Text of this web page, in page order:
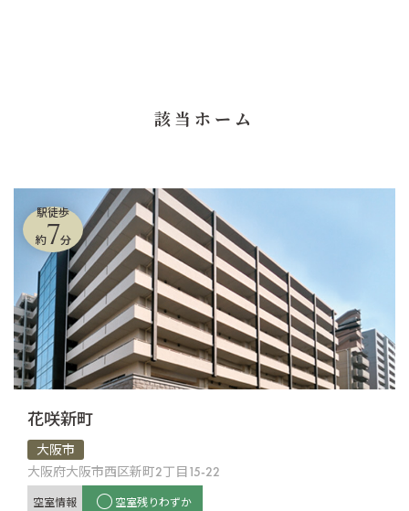
該当ホーム
駅徒歩
約7分
花咲新町
大阪市
大阪府大阪市西区新町2丁目15-22
空室情報 空室残りわずか